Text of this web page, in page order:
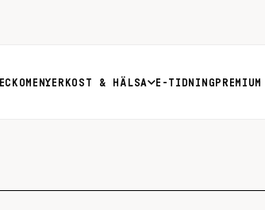
KOST & HÄLSA E-TIDNING PREMIUM